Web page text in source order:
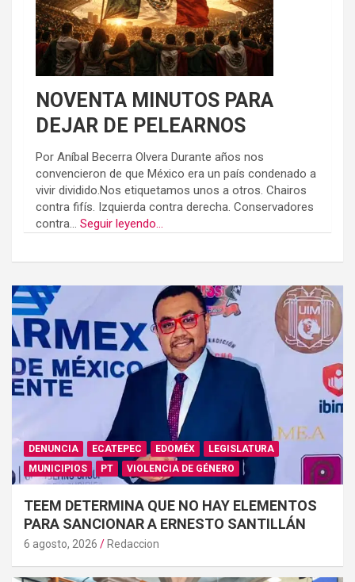
NOVENTA MINUTOS PARA
DEJAR DE PELEARNOS
Por Aníbal Becerra Olvera Durante años nos
convencieron de que México era un país condenado a
vivir dividido.Nos etiquetamos unos a otros. Chairos
contra fifís. Izquierda contra derecha. Conservadores
contra... Seguir leyendo...
DENUNCIA ECATEPEC EDOMÉX
LEGISLATURA
MUNICIPIOS
PT VIOLENCIA DE GÉNERO
TEEM DETERMINA QUE NO HAY ELEMENTOS
PARA SANCIONAR A ERNESTO SANTILLÁN
6 agosto, 2026 Redaccion